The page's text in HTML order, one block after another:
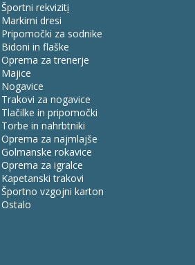
Športni rekviziti
Markirni dresi
Pripomočki za sodnike
Bidoni in flaške
Oprema za trenerje
Majice
Nogavice
Trakovi za nogavice
Tlačilke in pripomočki
Torbe in nahrbtniki
Oprema za najmlajše
Golmanske rokavice
Oprema za igralce
Kapetanski trakovi
Športno vzgojni karton
Ostalo